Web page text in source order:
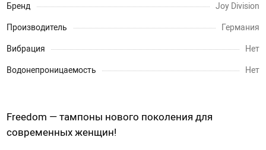
С дистанционным управлением
Души, клизмы
Анатомические страпоны
Насадки для страпонов
Бренд Joy Division
Производитель Германия
Вибрация Нет
Водонепроницаемость Нет
Freedom — тампоны нового поколения для
современных женщин!